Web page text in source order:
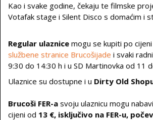
Kao i svake godine, čekaju te filmske
Votafak stage i Silent Disco s domaćim i
Regular ulaznice mogu se kupiti po
službene stranice Brucošijade i svaki
9:30 do 14:30 h i u SD Martinovka od 11
Ulaznice su dostupne i u Dirty Old
Brucoši FER-a svoju ulaznicu mogu
cijeni od 13 €, isključivo na FER-u,